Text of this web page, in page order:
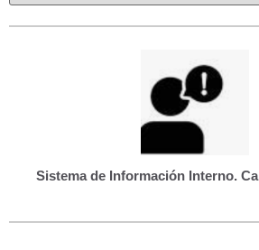
Sistema de Información Interno.